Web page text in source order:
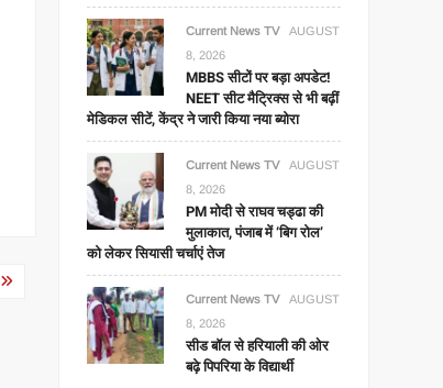
Current News TV
AUGUST
8, 2026
MBBS सीटों पर बड़ा अपडेट!
NEET सीट मैट्रिक्स से भी बढ़ीं
मेडिकल सीटें, केंद्र ने जारी किया नया ब्योरा
Current News TV
AUGUST
8, 2026
PM मोदी से राघव चड्ढा की
मुलाकात, पंजाब में ‘बिग रोल’
को लेकर सियासी चर्चाएं तेज
Current News TV
AUGUST
8, 2026
सीड बॉल से हरियाली की ओर
बढ़े पिपरिया के विद्यार्थी